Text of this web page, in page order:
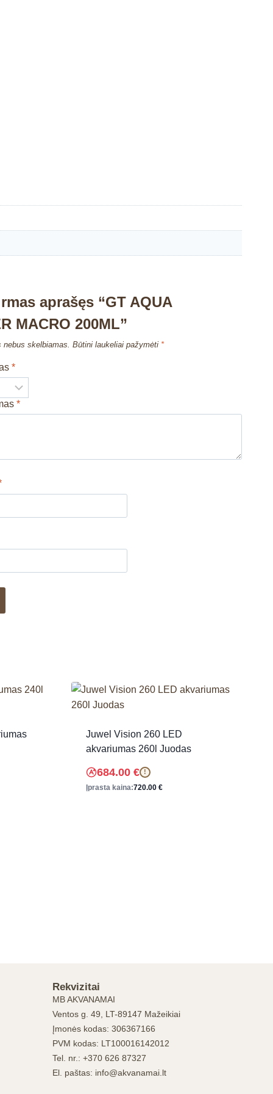
aprašęs “GT AQUA
MACRO 200ML”
skelbiamas. Būtini laukeliai pažymėti *
*
*
Juwel Vision 260 LED
akvariumas 260l Juodas
684.00 € !
Įprasta kaina:720.00 €
Rekvizitai
MB AKVANAMAI
Ventos g. 49, LT-89147 Mažeikiai
Įmonės kodas: 306367166
PVM kodas: LT100016142012
Tel. nr.: +370 626 87327
El. paštas: info@akvanamai.lt